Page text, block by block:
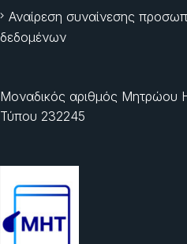
Αναίρεση συναίνεσης
δεδομένων
Μοναδικός αριθμός Μητρώου
Τύπου 232245